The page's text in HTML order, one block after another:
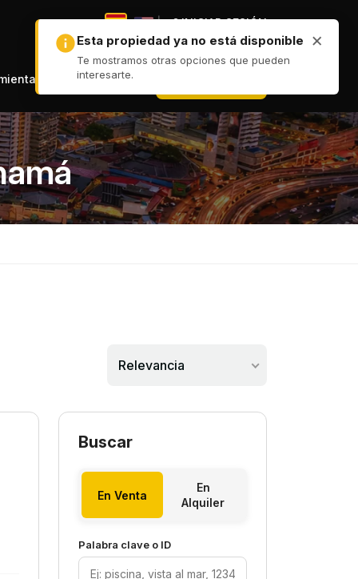
| INICIAR SESIÓN
Relevancia
Buscar
En Venta
En
Alquiler
Palabra clave o ID